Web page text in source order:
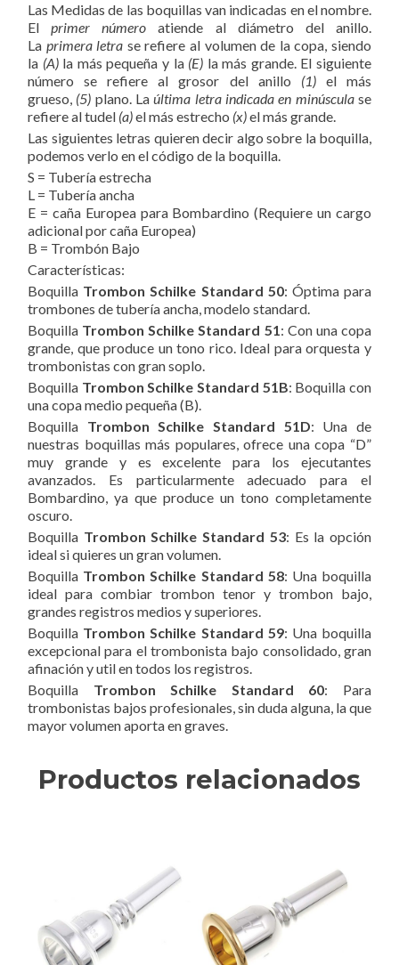
Las Medidas de las boquillas van indicadas en el nombre.
Elprimer número atiende al diámetro del anillo.
La primera letra se refiere al volumen de la copa, siendo
la (A)la más pequeña y la (E) la más grande. El siguiente
número se refiere al grosor del anillo (1)el más
grueso, (5) plano. Laúltima letra indicada en minúsculase
refiere al tudel (a)el más estrecho (x)el más grande.
Las siguientes letras quieren decir algo sobre la boquilla,
podemos verlo en el código de la boquilla.
S = Tubería estrecha
L = Tubería ancha
E = caña Europea para Bombardino (Requiere un cargo
adicional por caña Europea)
B = Trombón Bajo
Características:
Boquilla Trombon Schilke Standard 50: Óptima para
trombones de tubería ancha, modelo standard.
Boquilla Trombon Schilke Standard 51: Con una copa
grande, que produce un tono rico. Ideal para orquesta y
trombonistas con gran soplo.
Boquilla Trombon Schilke Standard 51B: Boquilla con
una copa medio pequeña (B).
Boquilla Trombon Schilke Standard 51D: Una de
nuestras boquillas más populares, ofrece una copa “D”
muy grande y es excelente para los ejecutantes
avanzados. Es particularmente adecuado para el
Bombardino, ya que produce un tono completamente
oscuro.
Boquilla Trombon Schilke Standard 53: Es la opción
ideal si quieres un gran volumen.
Boquilla Trombon Schilke Standard 58: Una boquilla
ideal para combiar trombon tenor y trombon bajo,
grandes registros medios y superiores.
Boquilla Trombon Schilke Standard 59: Una boquilla
excepcional para el trombonista bajo consolidado, gran
afinación y util en todos los registros.
Boquilla Trombon Schilke Standard 60: Para
trombonistas bajos profesionales, sin duda alguna, la que
mayor volumen aporta en graves.
Productos relacionados